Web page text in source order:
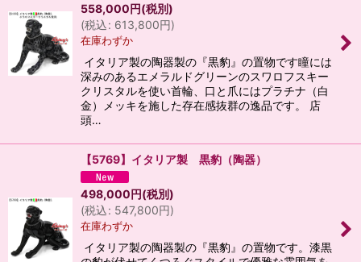
558,000円(税別)
(税込: 613,800円)
在庫わずか
イタリア製の陶器製の『黒豹』の置物です瞳には
深みのあるエメラルドグリーンのスワロフスキー
クリスタルを使い首輪、口と爪にはプラチナ（白
金）メッキを施した存在感抜群の逸品です。 店
頭…
【5769】イタリア製 黒豹（陶器）
498,000 円(税別)
(税込: 547,800円)
在庫わずか
イタリア製の陶器製の『黒豹』の置物です。漆黒